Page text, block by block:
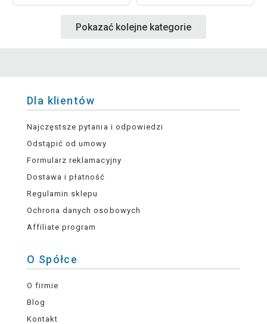
Pokazać kolejne kategorie
Dla klientów
Najczęstsze pytania i odpowiedzi
Odstąpić od umowy
Formularz reklamacyjny
Dostawa i płatność
Regulamin sklepu
Ochrona danych osobowych
Affiliate program
O Spółce
O firmie
Blog
Kontakt